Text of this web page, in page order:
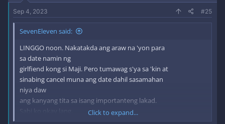
e
r
Sep 4, 2023 #25
SevenEleven said:
LINGGO noon. Nakatakda ang araw na 'yon para
sa date namin ng
girlfiend kong si Maji. Pero tumawag s'ya sa 'kin at
sinabing cancel muna ang date dahil sasamahan
niya daw
ang kanyang tita sa isang importanteng lakad.
Sabi ko okay lang,
naintindihan ko. Subalit dahil wala akong magawa
Click to expand...